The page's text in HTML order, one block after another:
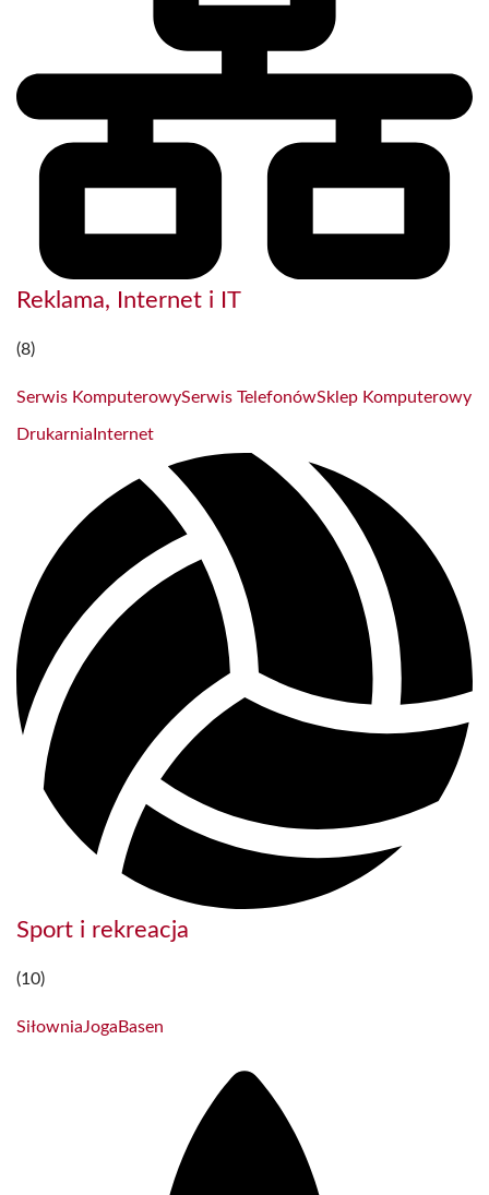
Reklama, Internet i IT
(8)
Serwis KomputerowySerwis TelefonówSklep Komputerowy
Drukarnia Internet
Sport i rekreacja
(10)
SiłowniaJoga Basen